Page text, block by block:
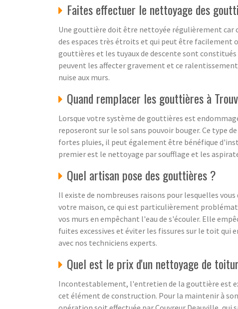
Faites effectuer le nettoyage des
Une gouttière doit être nettoyée régulièrement car
des espaces très étroits et qui peut être facilement
gouttières et les tuyaux de descente sont
peuvent les affecter gravement et ce
nuise aux murs.
Quand remplacer les gouttières à
Lorsque votre système de gouttières est
reposeront sur le sol sans pouvoir bouger. Ce type
fortes pluies, il peut également être bénéfique
premier est le nettoyage par soufflage et les
Quel artisan pose des gouttières ?
Il existe de nombreuses raisons pour lesquelles
votre maison, ce qui est particulièrement
vos murs en empêchant l'eau de s'écouler. Elle
fuites excessives et éviter les fissures sur le toit qui
avec nos techniciens experts.
Quel est le prix d'un nettoyage de
Incontestablement, l'entretien de la gouttière est
cet élément de construction. Pour la maintenir à